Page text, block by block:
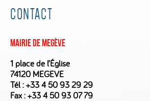
CONTACT
Mairie de Megève
1 place de l’Église
74120 MEGEVE
Tél :+33 4 50 93 29 29
Fax : +33 4 50 93 07 79